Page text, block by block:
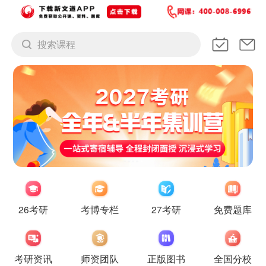
搜索课程
26考研 考博专栏 27考研 免费题库
考研资讯 师资团队 正版图书 全国分校